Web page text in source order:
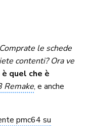
le schede
contenti? Ora ve
è quel che è
Remake, e anche
pmc64 su